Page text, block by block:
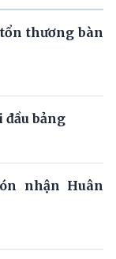
thương bàn
bảng
nhận Huân